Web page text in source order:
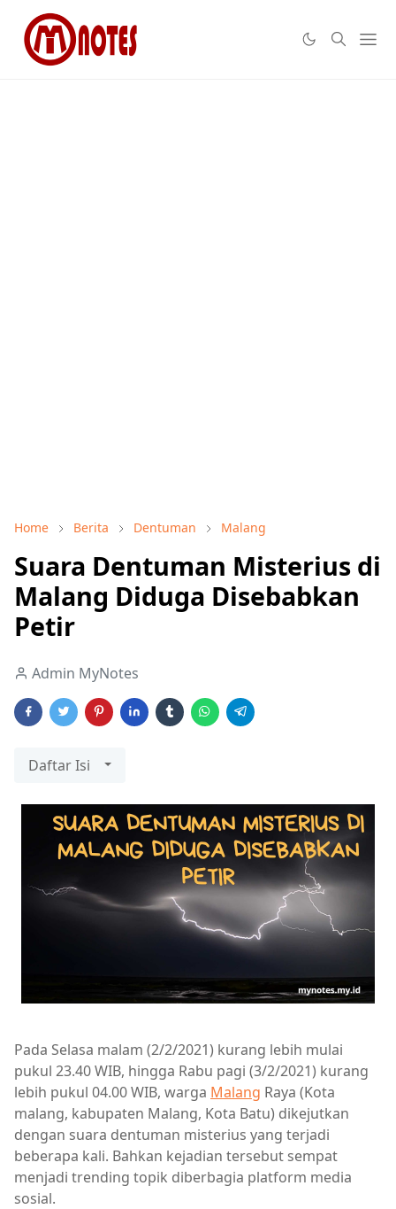
Home Berita Dentuman Malang
Suara Dentuman Misterius di
Malang Diduga Disebabkan
Petir
Admin MyNotes
Daftar Isi
Pada Selasa malam (2/2/2021) kurang lebih mulai
pukul 23.40 WIB, hingga Rabu pagi (3/2/2021) kurang
lebih pukul 04.00 WIB, warga Malang Raya (Kota
malang, kabupaten Malang, Kota Batu) dikejutkan
dengan suara dentuman misterius yang terjadi
beberapa kali. Bahkan kejadian tersebut sempat
menjadi trending topik diberbagia platform media
sosial.